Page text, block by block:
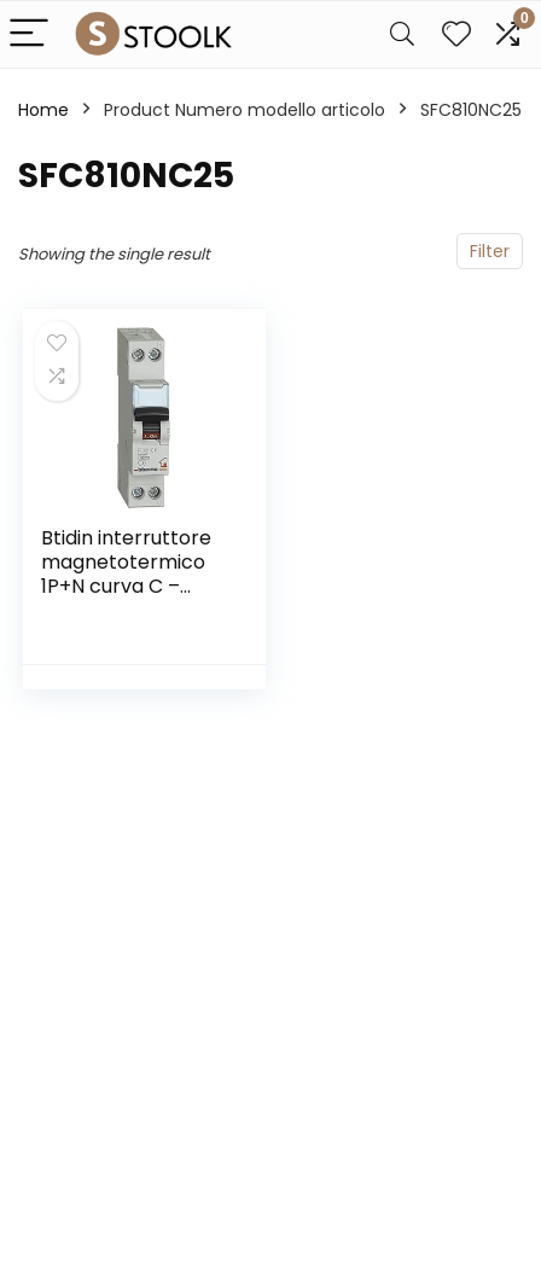
0
Home Product Numero modello articolo ‎SFC810NC25
‎SFC810NC25
Filter
Showing the single result
Btidin interruttore
magnetotermico
1P+N curva C –